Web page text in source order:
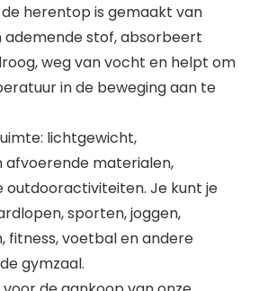
herentop is gemaakt van
stof, absorbeert
weg van vocht en helpt om
in de beweging aan te
lichtgewicht,
materialen,
outdooractiviteiten. Je kunt je
sporten, joggen,
fitness, voetbal en andere
gymzaal.